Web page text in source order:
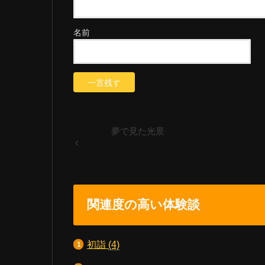
名前
夢で見た光景
関連度の高い体験談
初詣 (4)